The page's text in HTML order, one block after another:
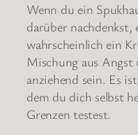
Wenn du ein
darüber nachdenkst,
wahrscheinlich ein
Mischung aus
anziehend sein. Es
dem du dich selbst
Grenzen testest.